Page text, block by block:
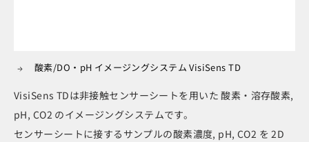
酸素/DO・pH イメージングシステム VisiSens TD
VisiSens TDは非接触センサーシートを用いた 酸素・溶存酸素,
pH, CO2 のイメージングシステムです。
センサーシートに接するサンプルの酸素濃度, pH, CO2 を 2D